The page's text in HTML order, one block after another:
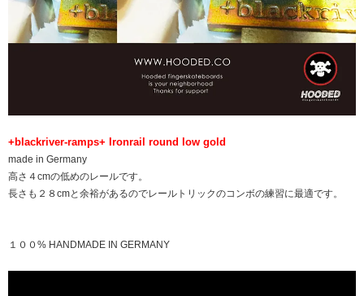
+blackriver-ramps+ Ironrail round low gold
made in Germany
高さ４cmの低めのレールです。
長さも２８cmと余裕があるのでレールトリックのコンボの練習に最適です。
１００% HANDMADE IN GERMANY